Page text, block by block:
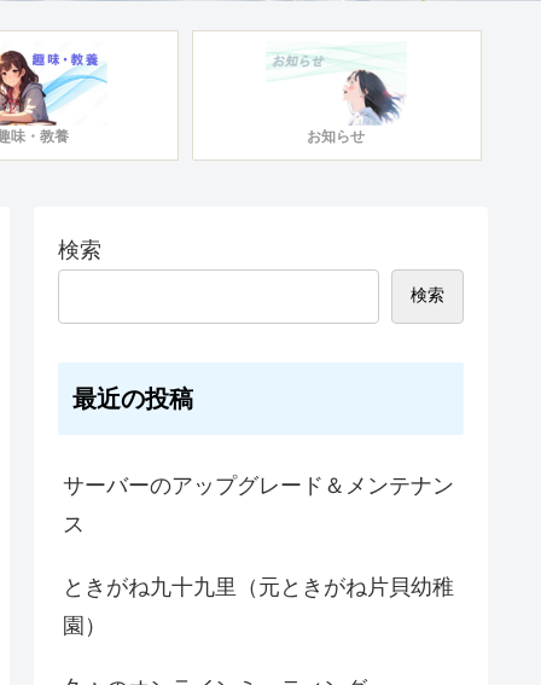
味・教養 お知らせ
検索
検索
最近の投稿
サーバーのアップグレード＆メンテナン
ス
ときがね九十九里（元ときがね片貝幼稚
園）